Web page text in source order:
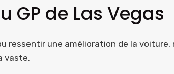
GP de Las Vegas
ressentir une amélioration de la voiture,
vaste.